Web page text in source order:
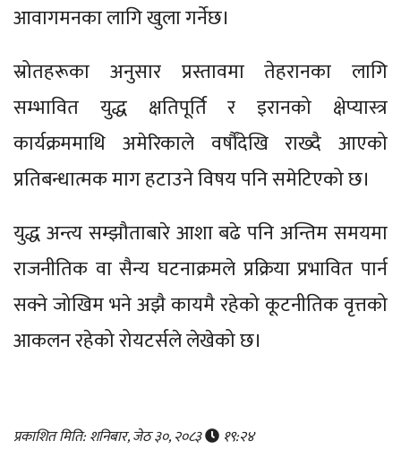
आवागमनका लागि खुला गर्नेछ।
स्रोतहरूका अनुसार प्रस्तावमा तेहरानका लागि
सम्भावित युद्ध क्षतिपूर्ति र इरानको क्षेप्यास्त्र
कार्यक्रममाथि अमेरिकाले वर्षौंदेखि राख्दै आएको
प्रतिबन्धात्मक माग हटाउने विषय पनि समेटिएको छ।
युद्ध अन्त्य सम्झौताबारे आशा बढे पनि अन्तिम समयमा
राजनीतिक वा सैन्य घटनाक्रमले प्रक्रिया प्रभावित पार्न
सक्ने जोखिम भने अझै कायमै रहेको कूटनीतिक वृत्तको
आकलन रहेको रोयटर्सले लेखेको छ।
प्रकाशित मिति: शनिबार, जेठ ३०, २०८३ १९:२४